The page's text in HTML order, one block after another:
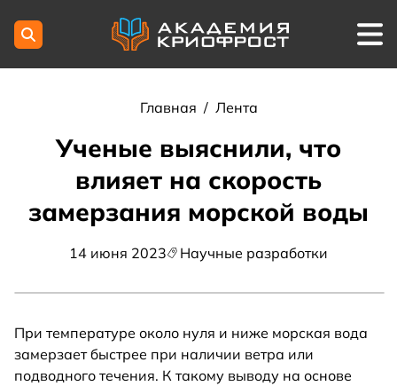
Главная / Лента
Ученые выяснили, что
влияет на скорость
замерзания морской воды
14 июня 2023 Научные разработки
При температуре около нуля и ниже морская вода
замерзает быстрее при наличии ветра или
подводного течения. К такому выводу на основе